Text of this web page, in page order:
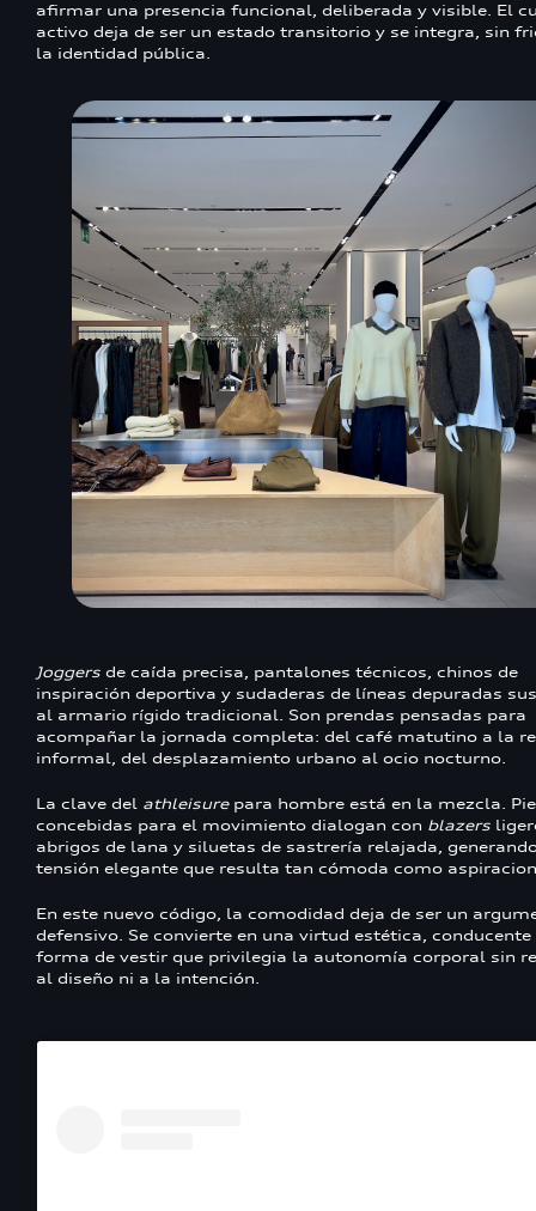
afirmar una presencia funcional, deliberada y visible. El
activo deja de ser un estado transitorio y se integra, sin
la identidad pública.
Joggers de caída precisa, pantalones técnicos, chinos de
inspiración deportiva y sudaderas de líneas depuradas
al armario rígido tradicional. Son prendas pensadas para
acompañar la jornada completa: del café matutino a la
informal, del desplazamiento urbano al ocio nocturno.
La clave del athleisurepara hombre está en la mezcla.
concebidas para el movimiento dialogan con blazers
abrigos de lana y siluetas de sastrería relajada,
tensión elegante que resulta tan cómoda como
En este nuevo código, la comodidad deja de ser un
defensivo. Se convierte en una virtud estética, conducente
forma de vestir que privilegia la autonomía corporal sin
al diseño ni a la intención.